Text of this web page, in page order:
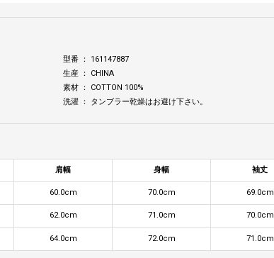
型番 ： 161147887
生産 ： CHINA
素材 ： COTTON 100%
洗濯 ： タンブラー乾燥はお避け下さい。
肩幅 身幅 袖丈
60.0cm 70.0cm 69.0cm
62.0cm 71.0cm 70.0cm
64.0cm 72.0cm 71.0cm